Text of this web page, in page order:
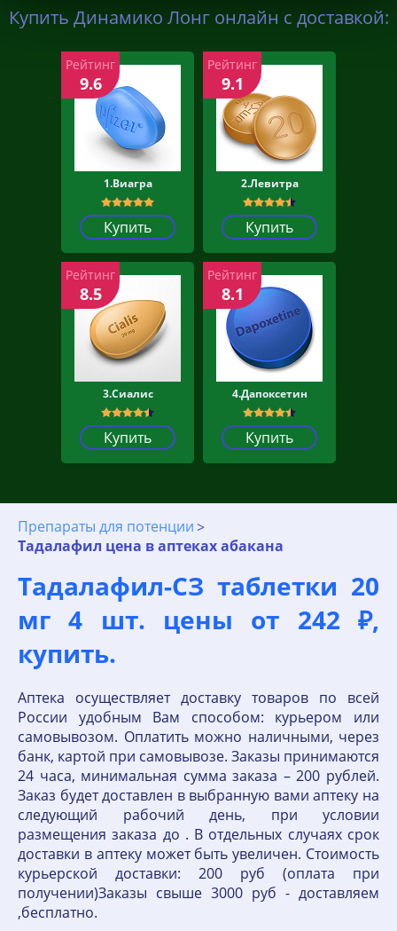
Купить Динамико Лонг онлайн с доставкой:
1.Виагра
Купить
Рейтинг
9.6
2.Левитра
Купить
Рейтинг
9.1
3.Сиалис
Купить
Рейтинг
8.5
4.Дапоксетин
Купить
Рейтинг
8.1
Препараты для потенции
Тадалафил цена в аптеках абакана
Тадалафил-СЗ таблетки 20
мг 4 шт. цены от 242 ₽,
купить.
Аптека осуществляет доставку товаров по всей
России удобным Вам способом: курьером или
самовывозом. Оплатить можно наличными, через
банк, картой при самовывозе. Заказы принимаются
24 часа, минимальная сумма заказа – 200 рублей.
Заказ будет доставлен в выбранную вами аптеку на
следующий рабочий день, при условии
размещения заказа до . В отдельных случаях срок
доставки в аптеку может быть увеличен. Стоимость
курьерской доставки: 200 руб (оплата при
получении)Заказы свыше 3000 руб - доставляем
,бесплатно.